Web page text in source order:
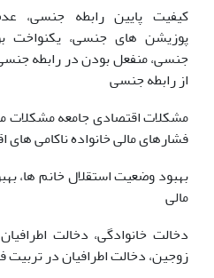
کیفیت پایین رابطه جنسی،
پوزیشن های جنسی، یکنواخت
جنسی، منفعل بودن در رابطه
از رابطه جنسی
مشکلات اقتصادی جامعه مشکلات
فشارهای مالی خانواده ناکامی های
بهبود وضعیت استقلال خانم ها،
مالی
دخالت خانوادگی، دخالت
زوجین، دخالت اطرافیان در تربیت